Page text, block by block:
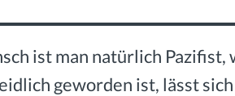
ist man natürlich Pazifist,
geworden ist, lässt sich